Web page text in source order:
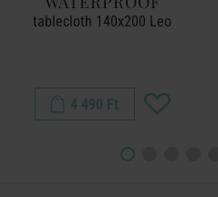
tablecloth 140x200 Leo
4 490 Ft